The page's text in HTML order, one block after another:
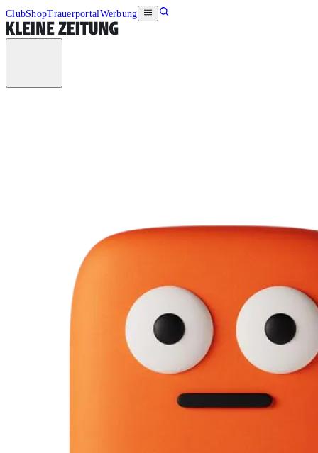
ClubShopTrauerportalWerbung